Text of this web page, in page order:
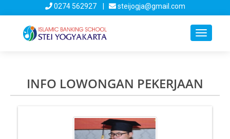
0274 562927 | steijogja@gmail.com
Toggle
INFO LOWONGAN PEKERJAAN